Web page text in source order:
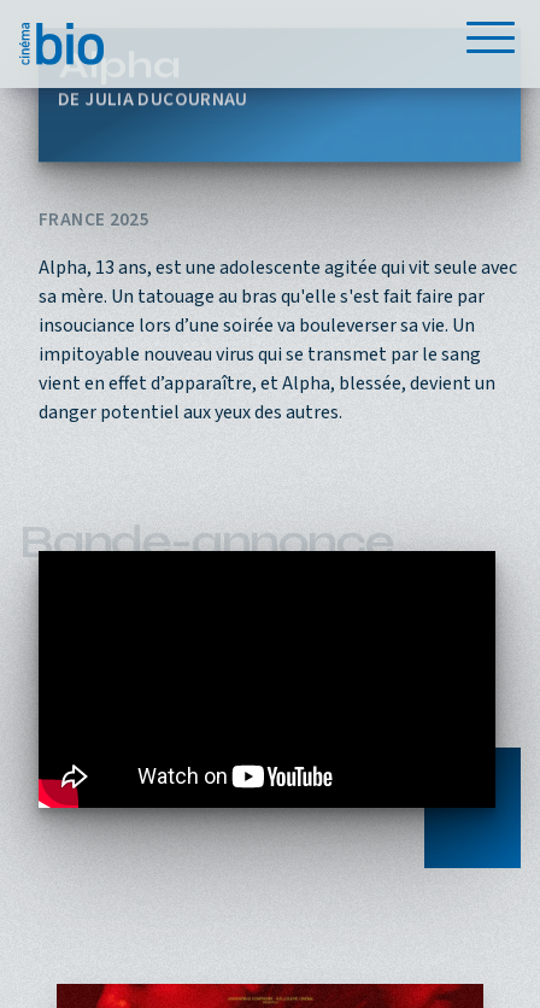
Alpha
JULIA DUCOURNAU
FRANCE 2025
Alpha, 13 ans, est une adolescente agitée qui vit seule avec
sa mère. Un tatouage au bras qu'elle s'est fait faire par
insouciance lors d’une soirée va bouleverser sa vie. Un
impitoyable nouveau virus qui se transmet par le sang
vient en effet d’apparaître, et Alpha, blessée, devient un
danger potentiel aux yeux des autres.
Bande-annonce